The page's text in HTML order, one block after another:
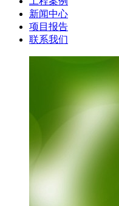
新闻中心
项目报告
联系我们